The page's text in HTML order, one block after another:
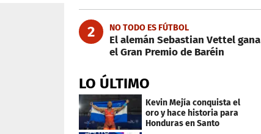
2 NO TODO ES FÚTBOL
El alemán Sebastian Vettel gana
el Gran Premio de Baréin
LO ÚLTIMO
Kevin Mejía conquista el
oro y hace historia para
Honduras en Santo